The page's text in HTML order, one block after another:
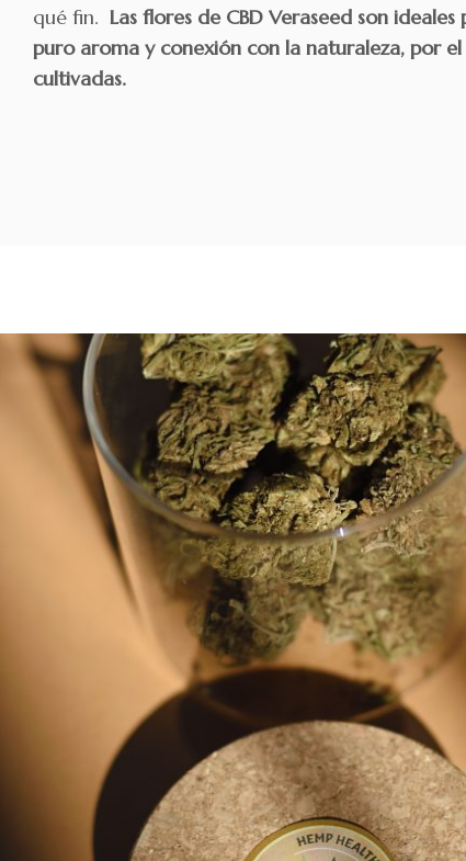
qué fin. Las flores de CBD Veraseed son
puro aroma y conexión con la naturaleza, por
cultivadas.